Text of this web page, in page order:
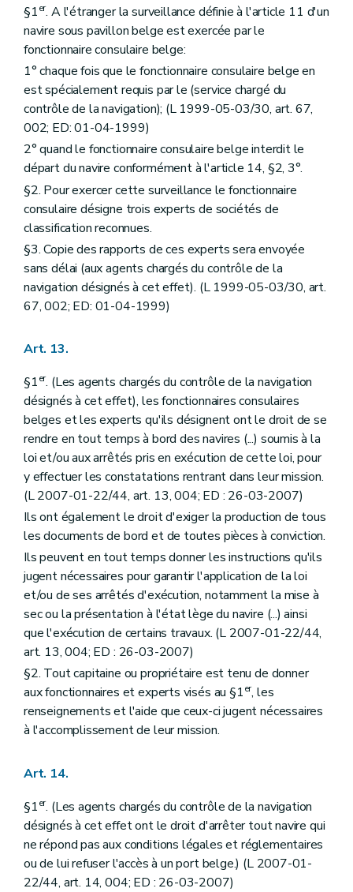
§1er. A l'étranger la surveillance définie à l'article 11 d'un
navire sous pavillon belge est exercée par le
fonctionnaire consulaire belge:
1° chaque fois que le fonctionnaire consulaire belge en
est spécialement requis par le (service chargé du
contrôle de la navigation); (L 1999-05-03/30, art. 67,
002; ED: 01-04-1999)
2° quand le fonctionnaire consulaire belge interdit le
départ du navire conformément à l'article 14, §2, 3°.
§2. Pour exercer cette surveillance le fonctionnaire
consulaire désigne trois experts de sociétés de
classification reconnues.
§3. Copie des rapports de ces experts sera envoyée
sans délai (aux agents chargés du contrôle de la
navigation désignés à cet effet). (L 1999-05-03/30, art.
67, 002; ED: 01-04-1999)
Art. 13.
§1er. (Les agents chargés du contrôle de la navigation
désignés à cet effet), les fonctionnaires consulaires
belges et les experts qu'ils désignent ont le droit de se
rendre en tout temps à bord des navires (...) soumis à la
loi et/ou aux arrêtés pris en exécution de cette loi, pour
y effectuer les constatations rentrant dans leur mission.
(L 2007-01-22/44, art. 13, 004; ED : 26-03-2007)
Ils ont également le droit d'exiger la production de tous
les documents de bord et de toutes pièces à conviction.
Ils peuvent en tout temps donner les instructions qu'ils
jugent nécessaires pour garantir l'application de la loi
et/ou de ses arrêtés d'exécution, notamment la mise à
sec ou la présentation à l'état lège du navire (...) ainsi
que l'exécution de certains travaux. (L 2007-01-22/44,
art. 13, 004; ED : 26-03-2007)
§2. Tout capitaine ou propriétaire est tenu de donner
aux fonctionnaires et experts visés au §1er, les
renseignements et l'aide que ceux-ci jugent nécessaires
à l'accomplissement de leur mission.
Art. 14.
§1er. (Les agents chargés du contrôle de la navigation
désignés à cet effet ont le droit d'arrêter tout navire qui
ne répond pas aux conditions légales et réglementaires
ou de lui refuser l'accès à un port belge.) (L 2007-01-
22/44, art. 14, 004; ED : 26-03-2007)